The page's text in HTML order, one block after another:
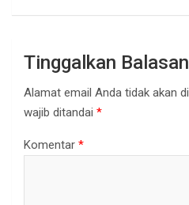
Tinggalkan Balasan
Alamat email Anda tidak akan
wajib ditandai *
Komentar *